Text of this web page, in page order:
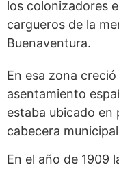
los colonizadores
cargueros de la
Buenaventura.
En esa zona
asentamiento
estaba ubicado en
cabecera
En el año de 1909